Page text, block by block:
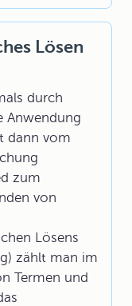
Lösen
durch
Anwendung
dann vom
zum
von
Lösens
zählt man im
Termen und